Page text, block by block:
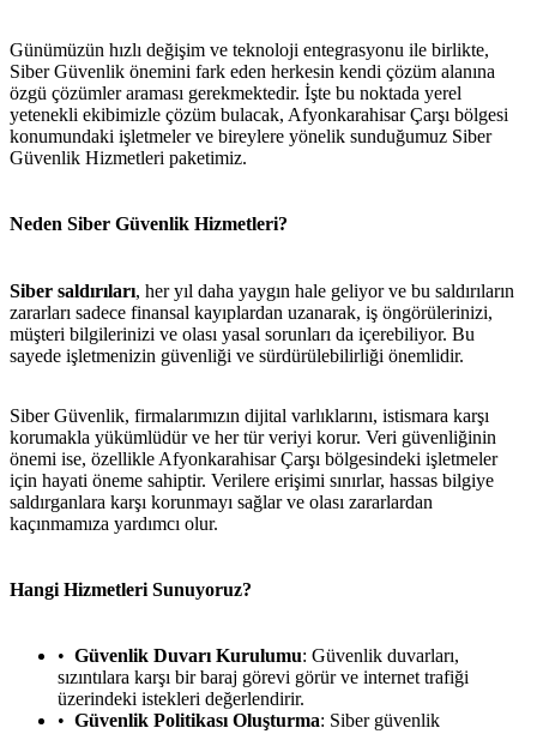
Günümüzün hızlı değişim ve teknoloji entegrasyonu ile birlikte,
Siber Güvenlik önemini fark eden herkesin kendi çözüm alanına
özgü çözümler araması gerekmektedir. İşte bu noktada yerel
yetenekli ekibimizle çözüm bulacak, Afyonkarahisar Çarşı bölgesi
konumundaki işletmeler ve bireylere yönelik sunduğumuz Siber
Güvenlik Hizmetleri paketimiz.
Neden Siber Güvenlik Hizmetleri?
Siber saldırıları, her yıl daha yaygın hale geliyor ve bu saldırıların
zararları sadece finansal kayıplardan uzanarak, iş öngörülerinizi,
müşteri bilgilerinizi ve olası yasal sorunları da içerebiliyor. Bu
sayede işletmenizin güvenliği ve sürdürülebilirliği önemlidir.
Siber Güvenlik, firmalarımızın dijital varlıklarını, istismara karşı
korumakla yükümlüdür ve her tür veriyi korur. Veri güvenliğinin
önemi ise, özellikle Afyonkarahisar Çarşı bölgesindeki işletmeler
için hayati öneme sahiptir. Verilere erişimi sınırlar, hassas bilgiye
saldırganlara karşı korunmayı sağlar ve olası zararlardan
kaçınmamıza yardımcı olur.
Hangi Hizmetleri Sunuyoruz?
Güvenlik Duvarı Kurulumu: Güvenlik duvarları,
sızıntılara karşı bir baraj görevi görür ve internet trafiği
üzerindeki istekleri değerlendirir.
Güvenlik Politikası Oluşturma: Siber güvenlik